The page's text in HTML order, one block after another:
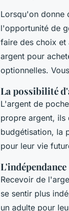
Lorsqu'on donne
l'opportunité de
faire des choix et
argent pour
optionnelles.
La possibilité
L'argent de
propre argent, ils
budgétisation, la
pour leur vie
L'indépendance
Recevoir de
se sentir plus
un adulte pour